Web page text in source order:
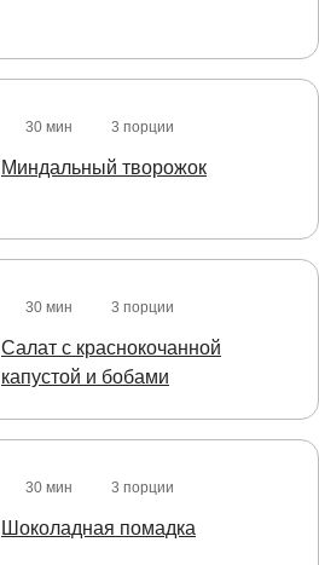
30 мин 3 порции
Миндальный творожок
30 мин 3 порции
Салат с краснокочанной
капустой и бобами
30 мин 3 порции
Шоколадная помадка